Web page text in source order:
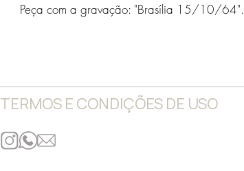
Peça com a gravação: "Brasília 15/10/64".
TERMOS E CONDIÇÕES DE USO